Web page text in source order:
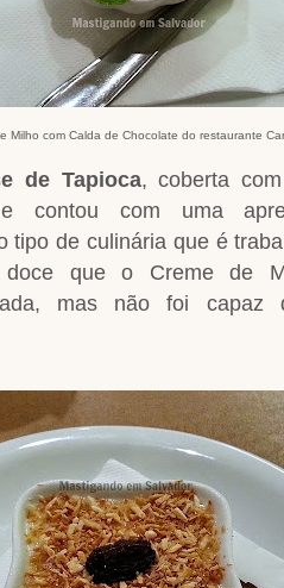
Milho com Calda de Chocolate do restaurante
de Tapioca, coberta
contou com uma
tipo de culinária que é
doce que o Creme de
mas não foi